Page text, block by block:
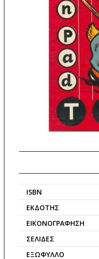
ISBN
ΕΚΔΌΤΗΣ
ΕΙΚΟΝΟΓΡΆΦΗΣΗ
ΣΕΛΊΔΕΣ
ΕΞΏΦΥΛΛΟ